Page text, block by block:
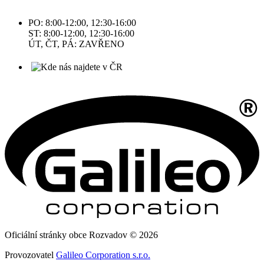
PO: 8:00-12:00, 12:30-16:00
ST: 8:00-12:00, 12:30-16:00
ÚT, ČT, PÁ: ZAVŘENO
Oficiální stránky obce Rozvadov © 2026
Provozovatel Galileo Corporation s.r.o.